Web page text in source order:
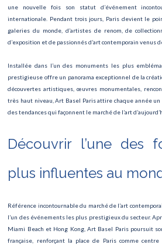
Illuminations de Noël des Champs-
Marché de Noël de l'avenue
Match France - Angleterre
Festival d’Improvisation
IMCAS World Congress
Journée de la Cicatrisation
Lucie de Lammermoor
FESTIVAL GASTRONOMIQUE
une nouvelle fois son statut d’événement
internationale. Pendant trois jours, Paris devient le
galeries du monde, d’artistes de renom, de
d’exposition et de passionnés d’art contemporain venus
Installée dans l’un des monuments les plus
prestigieuse offre un panorama exceptionnel de la
découvertes artistiques, œuvres monumentales,
très haut niveau, Art Basel Paris attire chaque année
des tendances qui façonnent le marché de l’art
Découvrir l’une des
plus influentes au
Référence incontournable du marché de l’art
l’un des événements les plus prestigieux du secteur.
Miami Beach et Hong Kong, Art Basel Paris poursuit
française, renforçant la place de Paris comme